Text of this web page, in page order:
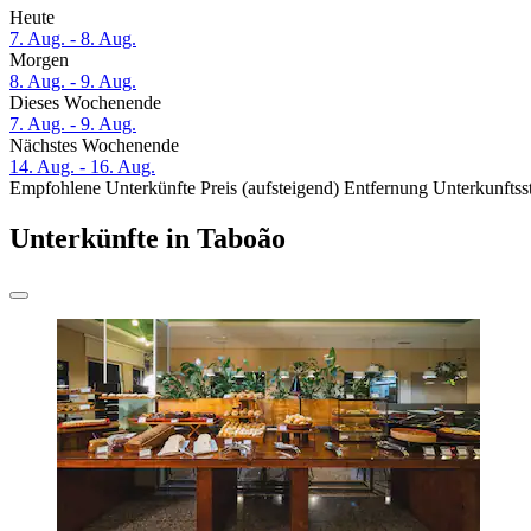
Heute
7. Aug. - 8. Aug.
Morgen
8. Aug. - 9. Aug.
Dieses Wochenende
7. Aug. - 9. Aug.
Nächstes Wochenende
14. Aug. - 16. Aug.
Empfohlene Unterkünfte Preis (aufsteigend) Entfernung
Unterkünfte in Taboão